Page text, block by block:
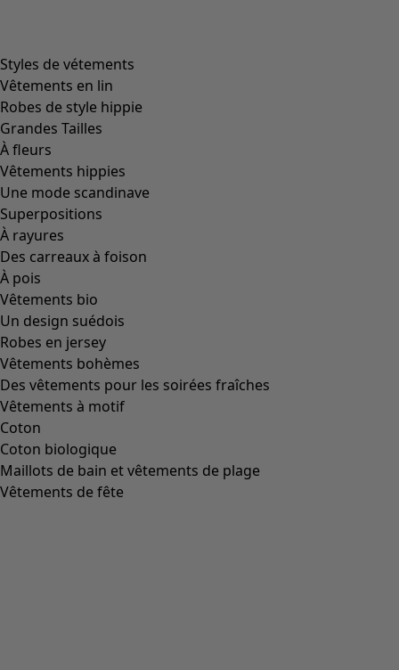
Styles de vétements
Vêtements en lin
Robes de style hippie
Grandes Tailles
À fleurs
Vêtements hippies
Une mode scandinave
Superpositions
À rayures
Des carreaux à foison
À pois
Vêtements bio
Un design suédois
Robes en jersey
Vêtements bohèmes
Des vêtements pour les soirées fraîches
Vêtements à motif
Coton
Coton biologique
Maillots de bain et vêtements de plage
Vêtements de fête